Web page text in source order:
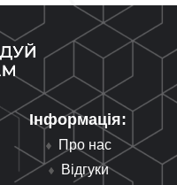
Інформація:
Про нас
Відгуки